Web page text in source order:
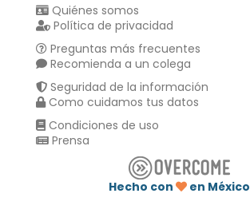
Quiénes somos
Política de privacidad
Preguntas más frecuentes
Recomienda a un colega
Seguridad de la información
Como cuidamos tus datos
Condiciones de uso
Prensa
Hecho con
en México